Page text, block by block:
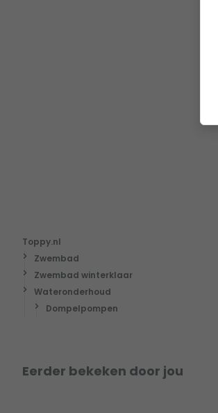
Toppy.nl
Zwembad
Zwembad winterklaar
Wateronderhoud
Dompelpompen
Eerder bekeken door jou